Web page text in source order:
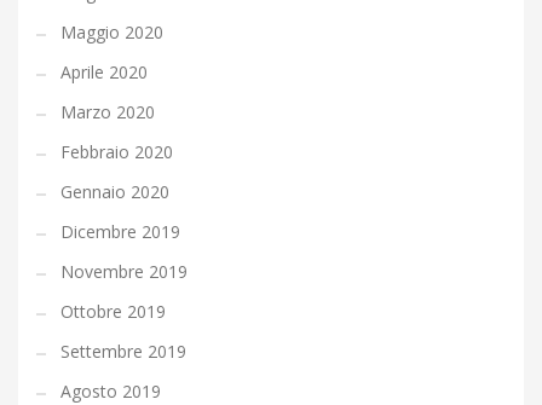
Maggio 2020
Aprile 2020
Marzo 2020
Febbraio 2020
Gennaio 2020
Dicembre 2019
Novembre 2019
Ottobre 2019
Settembre 2019
Agosto 2019